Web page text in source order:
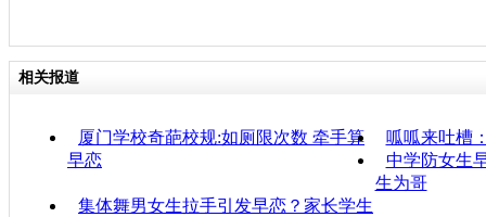
相关报道
厦门学校奇葩校规:如厕限次数 牵手算
早恋
呱呱来吐槽
中学防女生
生为哥
集体舞男女生拉手引发早恋？家长学生